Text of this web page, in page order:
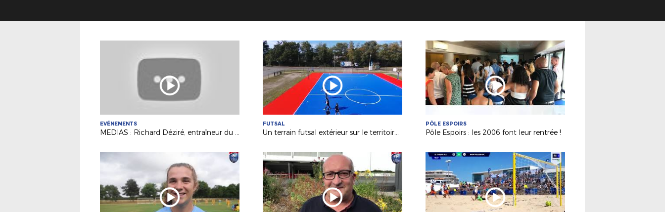
EVÉNEMENTS
MEDIAS : Richard Déziré, entraîneur du Mans FC invité d'“Une Semaine en Ballon"
FUTSAL
Un terrain futsal extérieur sur le territoire de la Ligue !
PÔLE ESPOIRS
Pôle Espoirs : les 2006 font leur rentrée !